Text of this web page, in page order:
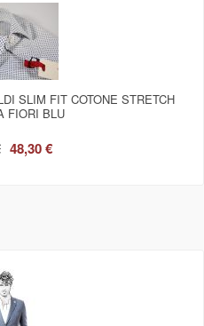
SLIM FIT COTONE STRETCH
FIORI BLU
48,30 €